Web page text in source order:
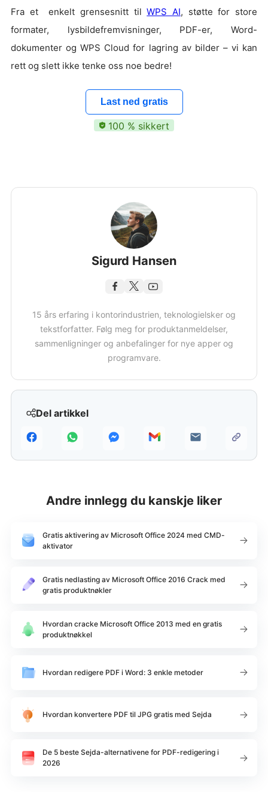
Del artikkel
Fra et enkelt grensesnitt tilWPS AI, støtte for store
formater, lysbildefremvisninger, PDF-er, Word-
dokumenter og WPS Cloud for lagring av bilder – vi kan
rett og slett ikke tenke oss noe bedre!
Last ned gratis
100 % sikkert
Sigurd Hansen
15 års erfaring i kontorindustrien, teknologielsker og
tekstforfatter. Følg meg for produktanmeldelser,
sammenligninger og anbefalinger for nye apper og
programvare.
Andre innlegg du kanskje liker
Gratis aktivering av Microsoft Office 2024 med CMD-
aktivator
Gratis nedlasting av Microsoft Office 2016 Crack med
gratis produktnøkler
Hvordan cracke Microsoft Office 2013 med en gratis
produktnøkkel
Hvordan redigere PDF i Word: 3 enkle metoder
Hvordan konvertere PDF til JPG gratis med Sejda
De 5 beste Sejda-alternativene for PDF-redigering i
2026